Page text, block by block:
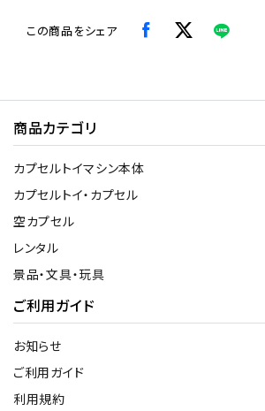
この商品をシェア
商品カテゴリ
カプセルトイマシン本体
カプセルトイ・カプセル
空カプセル
レンタル
景品・文具・玩具
ご利用ガイド
お知らせ
ご利用ガイド
利用規約